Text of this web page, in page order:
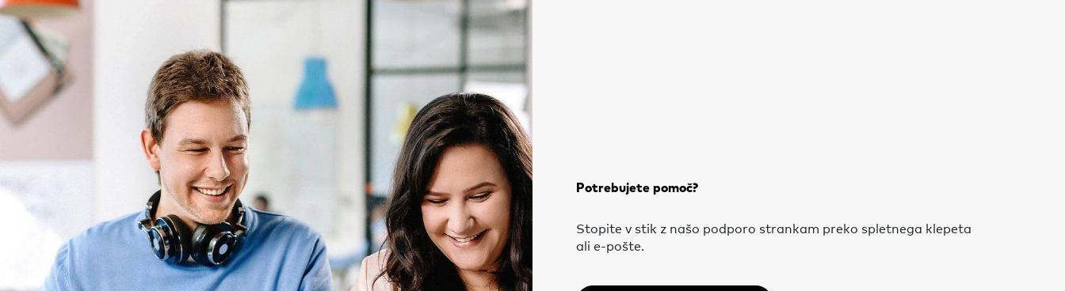
Potrebujete pomoč?
Stopite v stik z našo podporo strankam preko spletnega klepeta
ali e-pošte.